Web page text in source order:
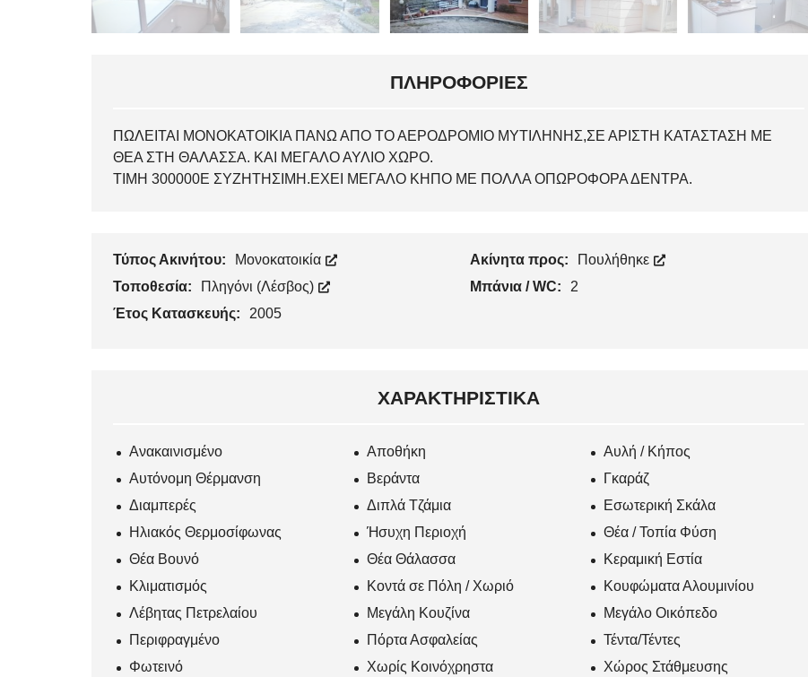
ΠΛΗΡΟΦΟΡΊΕΣ
ΠΩΛΕΙΤΑΙ ΜΟΝΟΚΑΤΟΙΚΙΑ ΠΑΝΩ ΑΠΟ ΤΟ ΑΕΡΟΔΡΟΜΙΟ ΜΥΤΙΛΗΝΗΣ,ΣΕ ΑΡΙΣΤΗ ΚΑΤΑΣΤΑΣΗ ΜΕ
ΘΕΑ ΣΤΗ ΘΑΛΑΣΣΑ. ΚΑΙ ΜΕΓΑΛΟ ΑΥΛΙΟ ΧΩΡΟ.
ΤΙΜΗ 300000Ε ΣΥΖΗΤΗΣΙΜΗ.ΕΧΕΙ ΜΕΓΑΛΟ ΚΗΠΟ ΜΕ ΠΟΛΛΑ ΟΠΩΡΟΦΟΡΑ ΔΕΝΤΡΑ.
Τύπος Ακινήτου: Μονοκατοικία Ακίνητα προς:
Πουλήθηκε
Τοποθεσία:
Πληγόνι (Λέσβος) Μπάνια / WC:
2
Έτος Κατασκευής:
2005
ΧΑΡΑΚΤΗΡΙΣΤΙΚΆ
Ανακαινισμένο Αποθήκη
Αυλή / Κήπος
Αυτόνομη Θέρμανση
Βεράντα
Γκαράζ
Διαμπερές
Διπλά Τζάμια
Εσωτερική Σκάλα
Ηλιακός Θερμοσίφωνας
Ήσυχη Περιοχή
Θέα / Τοπία Φύση
Θέα Βουνό
Θέα Θάλασσα
Κεραμική Εστία
Κλιματισμός
Κοντά σε Πόλη / Χωριό
Κουφώματα Αλουμινίου
Λέβητας Πετρελαίου
Μεγάλη Κουζίνα
Μεγάλο Οικόπεδο
Περιφραγμένο
Πόρτα Ασφαλείας
Τέντα/Τέντες
Φωτεινό
Χωρίς Κοινόχρηστα Χώρος Στάθμευσης